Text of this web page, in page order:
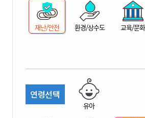
재난/안전 환경/상수도 교육/문화
연령선택
유아